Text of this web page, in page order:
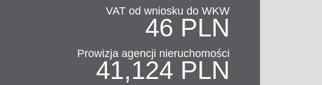
VAT od wniosku do WKW
46 PLN
Prowizja agencji nieruchomości
41,124 PLN